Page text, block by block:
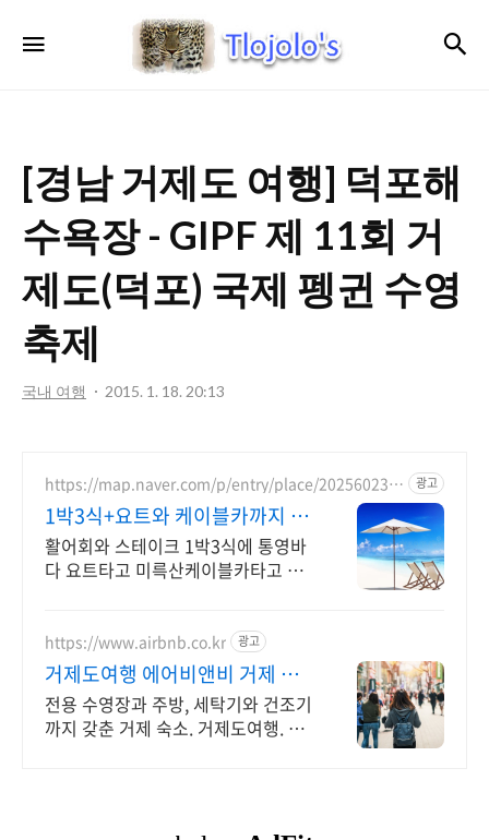
트
로
[경남 거제도 여행] 덕포해
수욕장 - GIPF 제 11회 거
제도(덕포) 국제 펭귄 수영
축제
국내 여행 2015. 1. 18. 20:13
https://map.naver.com/p/entry/place/202560235
광고
1박3식+요트와 케이블카까지 숙
박은2인1실 호텔에서편하게
활어회와 스테이크 1박3식에 통영바
다 요트타고 미륵산케이블카타고 2인
숙박 음식이모든것이한번에
https://www.airbnb.co.kr 광고
거제도여행 에어비앤비 거제 바
다절벽 숙소
전용 수영장과 주방, 세탁기와 건조기
까지 갖춘 거제 숙소. 거제도여행. 혼